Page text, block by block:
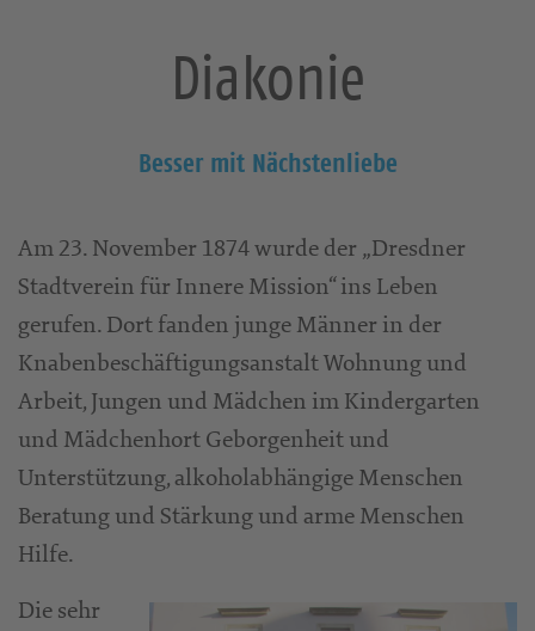
Diakonie
Besser mit Nächstenliebe
Am 23. November 1874 wurde der „Dresdner
Stadtverein für Innere Mission“ ins Leben
gerufen. Dort fanden junge Männer in der
Knabenbeschäftigungsanstalt Wohnung und
Arbeit, Jungen und Mädchen im Kindergarten
und Mädchenhort Geborgenheit und
Unterstützung, alkoholabhängige Menschen
Beratung und Stärkung und arme Menschen
Hilfe.
Die sehr